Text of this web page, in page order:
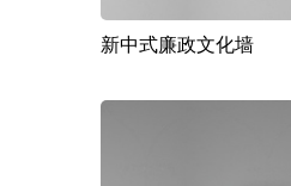
新中式廉政文化墙